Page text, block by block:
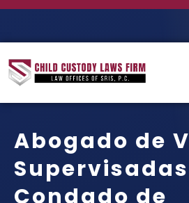
Abogado de
Condado de